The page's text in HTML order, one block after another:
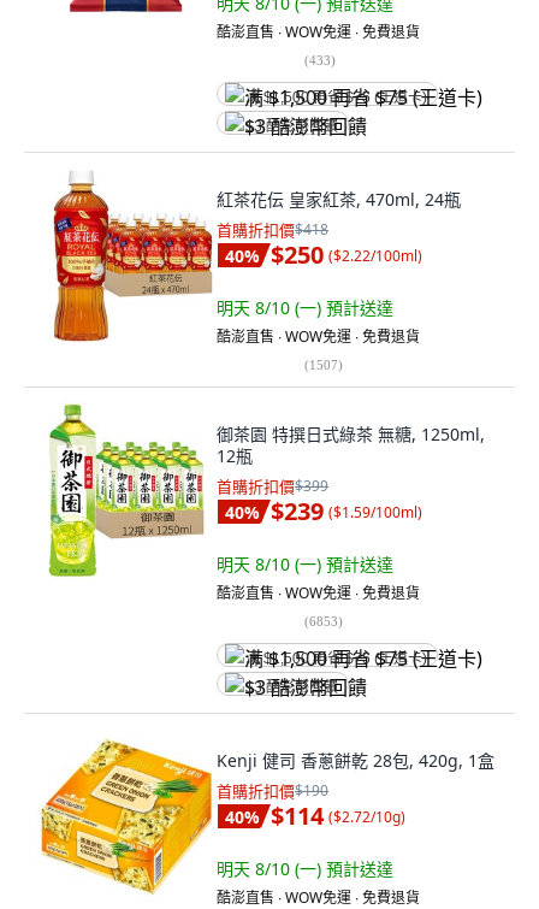
酷澎直售 ∙ WOW免運 ∙ 免費退貨
(433)
满 $1,500 再省 $75 (王道卡)
$3 酷澎幣回饋
紅茶花伝 皇家紅茶, 470ml, 24瓶
首購折扣價$418
40% $250 ($2.22/100ml)
明天 8/10 (一) 預計送達
酷澎直售 ∙ WOW免運 ∙ 免費退貨
(1507)
御茶園 特撰日式綠茶 無糖, 1250ml,
12瓶
首購折扣價$399
40% $239 ($1.59/100ml)
明天 8/10 (一) 預計送達
酷澎直售 ∙ WOW免運 ∙ 免費退貨
(6853)
满 $1,500 再省 $75 (王道卡)
$3 酷澎幣回饋
Kenji 健司 香蔥餅乾 28包, 420g, 1盒
首購折扣價$190
40% $114 ($2.72/10g)
明天 8/10 (一) 預計送達
酷澎直售 ∙ WOW免運 ∙ 免費退貨